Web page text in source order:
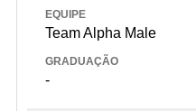
EQUIPE
Team Alpha Male
GRADUAÇÃO
-